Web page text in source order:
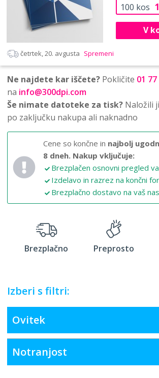
100 kos
V
četrtek, 20. avgusta Spremeni
Ne najdete kar iščete? Pokličite 01
na info@300dpi.com
Še nimate datoteke za tisk? Naložili
po zaključku nakupa ali naknadno
Cene so končne in najbolj
8 dneh. Nakup vključuje:
Brezplačen osnovni pregled
Izdelavo in razrez na končni
Brezplačno dostavo na vaš
Brezplačno Preprosto
Izberi s filtri:
Ovitek
Notranjost